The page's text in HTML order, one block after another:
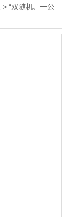
> “双随机、一公